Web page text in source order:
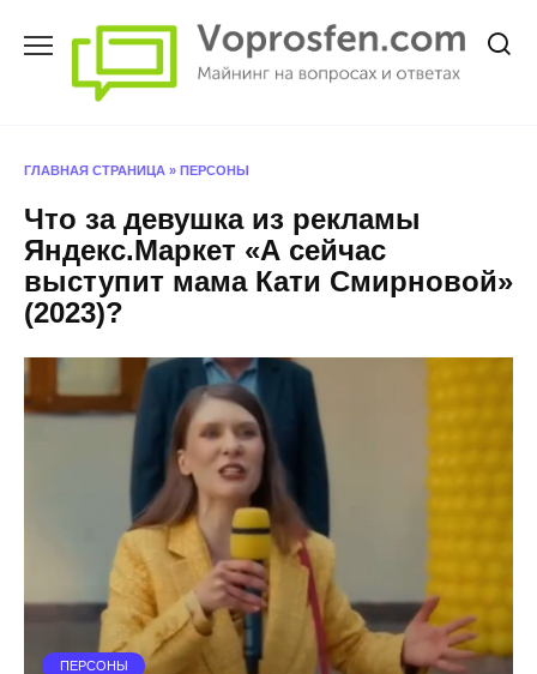
ГЛАВНАЯ СТРАНИЦА » ПЕРСОНЫ
Что за девушка из рекламы
Яндекс.Маркет «А сейчас
выступит мама Кати Смирновой»
(2023)?
ПЕРСОНЫ